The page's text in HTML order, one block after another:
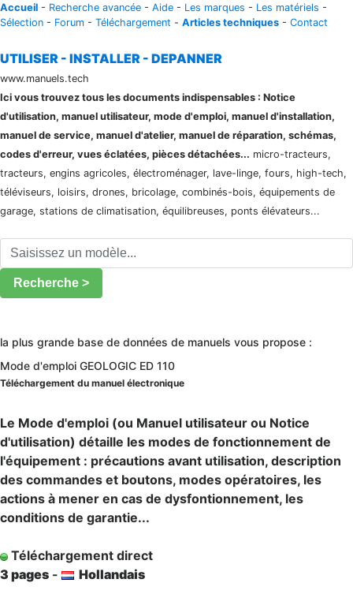
Accueil - Recherche avancée - Aide - Les marques - Les matériels -
Sélection - Forum - Téléchargement - Articles techniques - Contact
UTILISER - INSTALLER - DEPANNER
www.manuels.tech
Ici vous trouvez tous les documents indispensables : Notice
d'utilisation, manuel utilisateur, mode d'emploi, manuel d'installation,
manuel de service, manuel d'atelier, manuel de réparation, schémas,
codes d'erreur, vues éclatées, pièces détachées... micro-tracteurs,
tracteurs, engins agricoles, électroménager, lave-linge, fours, high-tech,
téléviseurs, loisirs, drones, bricolage, combinés-bois, équipements de
garage, stations de climatisation, équilibreuses, ponts élévateurs...
Recherche >
la plus grande base de données de manuels vous propose :
Mode d'emploi GEOLOGIC ED 110
Téléchargement du manuel électronique
Le Mode d'emploi (ou Manuel utilisateur ou Notice
d'utilisation) détaille les modes de fonctionnement de
l'équipement : précautions avant utilisation, description
des commandes et boutons, modes opératoires, les
actions à mener en cas de dysfontionnement, les
conditions de garantie...
Téléchargement direct
3 pages - Hollandais